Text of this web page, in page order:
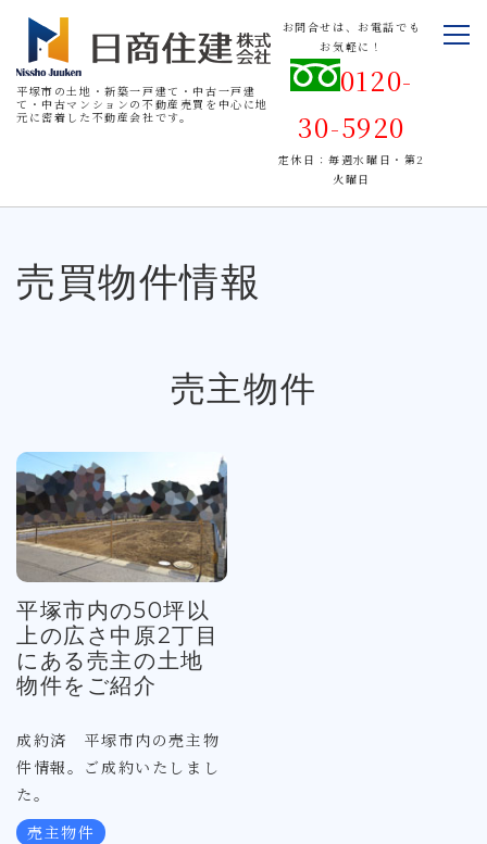
平塚市の土地・新築一戸建て・中古一戸建
て・中古マンションの不動産売買を中心に地
元に密着した不動産会社です。
お問合せは、お電話でも
お気軽に！
0120-
30-5920
定休日：毎週水曜日・第2
火曜日
売買物件情報
売主物件
平塚市内の50坪以
上の広さ中原2丁目
にある売主の土地
物件をご紹介
成約済 平塚市内の売主物
件情報。ご成約いたしまし
た。
売主物件